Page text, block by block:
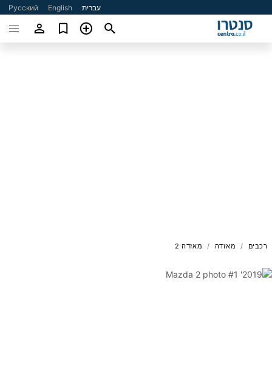
עברית English
Русский
רכבים מאזדה מאזדה 2